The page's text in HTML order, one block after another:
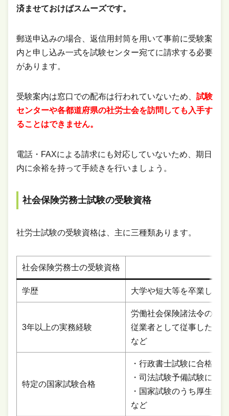
済ませておけばスムーズです。
郵送申込みの場合、返信用封筒を用いて事前に受験案
内と申し込み一式を試験センター宛てに請求する必要
があります。
受験案内は窓口での配布は行われていないため、 試験
センターや各都道府県の社労士会を訪問しても入手す
ることはできません。
電話・FAXによる請求にも対応していないため、期日
内に余裕を持って手続きを行いましょう。
社会保険労務士試験の受験資格
社労士試験の受験資格は、主に三種類あります。
社会保険労務士の受験資格
学歴 大学や短大等を卒業した
3年以上の実務経験
労働社会保険諸法令の規
従業者として従事した期
など
特定の国家試験合格
・行政書士試験に合格し
・司法試験予備試験に合
・国家試験のうち厚生労
など